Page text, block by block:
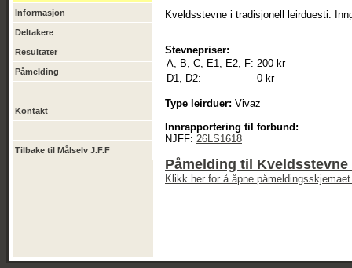
Informasjon
Deltakere
Resultater
Påmelding
Kontakt
Tilbake til Målselv J.F.F
Kveldsstevne i tradisjonell leirduesti.
Stevnepriser:
A, B, C, E1, E2, F: 200 kr
D1, D2:
0 kr
Type leirduer: Vivaz
Innrapportering til forbund:
NJFF: 26LS1618
Påmelding til
Klikk her for å åpne